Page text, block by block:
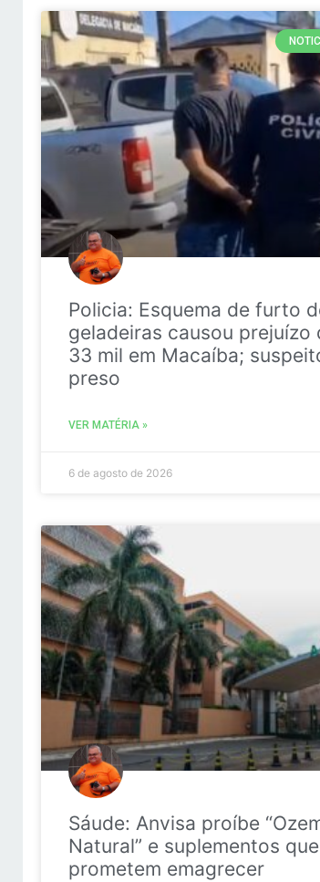
Policia: Esquema de furto
geladeiras causou prejuízo
33 mil em Macaíba;
preso
VER MATÉRIA »
6 de agosto de 2026
Sáude: Anvisa proíbe
Natural” e suplementos que
prometem emagrecer